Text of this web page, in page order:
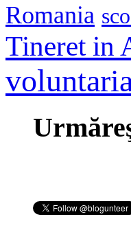
Romania
Tineret in